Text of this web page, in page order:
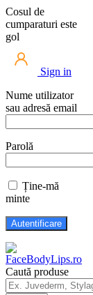
Cosul de
cumparaturi este
gol
Sign in
Nume utilizator
sau adresă email
Parolă
Ține-mă
minte
Caută produse